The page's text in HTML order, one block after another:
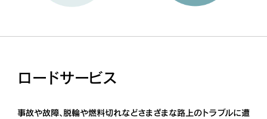
ロードサービス
事故や故障、脱輪や燃料切れなどさまざまな路上のトラブルに遭